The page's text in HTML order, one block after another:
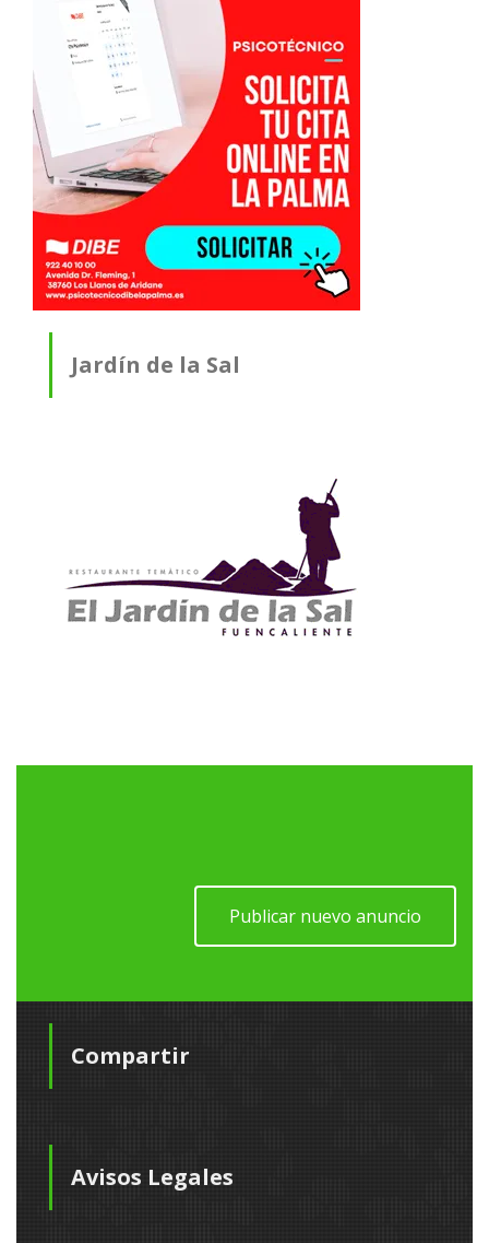
Jardín de la Sal
Publicar nuevo anuncio
Compartir
Avisos Legales